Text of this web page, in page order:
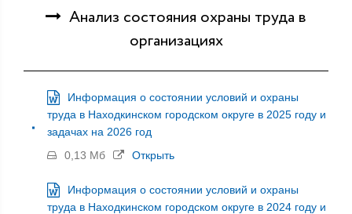
Анализ состояния охраны труда в
организациях
Информация о состоянии условий и охраны
труда в Находкинском городском округе в 2025 году и
задачах на 2026 год
0,13 Мб
Открыть
Информация о состоянии условий и охраны
труда в Находкинском городском округе в 2024 году и